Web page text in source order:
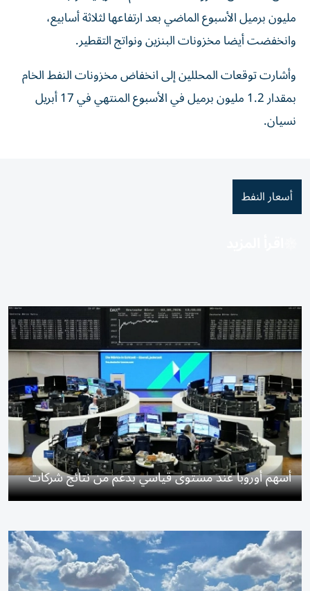
مليون برميل الأسبوع الماضي بعد ارتفاعها لثلاثة أسابيع،
وانخفضت أيضا مخزونات البنزين ونواتج التقطير.
وأشارت توقعات المحللين إلى انخفاض مخزونات النفط الخام
بمقدار 1.2 ⁠مليون برميل في الأسبوع المنتهي في 17 أبريل
نسيان.
أسعار النفط
أسهم أوروبا عند مستوى قياسي بدعم من نتائج شركات